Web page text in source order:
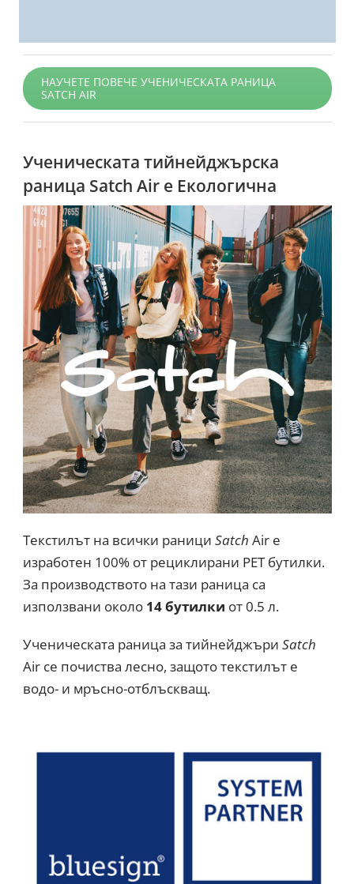
НАУЧЕТЕ ПОВЕЧЕ УЧЕНИЧЕСКАТА РАНИЦА
SATCH AIR
Ученическата тийнейджърска
раница Satch Air е Екологична
Текстилът на всички ранициSatch Air е
изработен 100% от рециклирани PET бутилки.
За производството на тази раница са
използвани около 14 бутилки от 0.5 л.
Ученическата раница за тийнейджъриSatch
Air се почиства лесно, защото текстилът е
водо- и мръсно-отблъскващ.